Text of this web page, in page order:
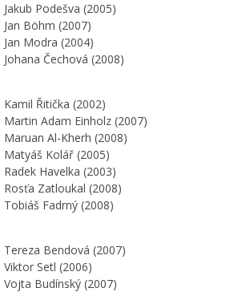
Jakub Podešva (2005)
Jan Böhm (2007)
Jan Modra (2004)
Johana Čechová (2008)
Kamil Řitička (2002)
Martin Adam Einholz (2007)
Maruan Al-Kherh (2008)
Matyáš Kolář (2005)
Radek Havelka (2003)
Rosťa Zatloukal (2008)
Tobiáš Fadrný (2008)
Tereza Bendová (2007)
Viktor Setl (2006)
Vojta Budínský (2007)